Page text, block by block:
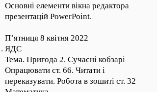
Основні елементи вікна редактора
презентацій PowerPoint.
П’ятниця 8 квітня 2022
ЯДС
Тема. Пригода 2. Сучасні кобзарі
Опрацювати ст. 66. Читати і
переказувати. Робота в зошиті ст. 32